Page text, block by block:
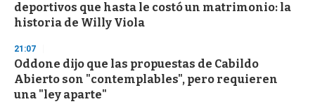
deportivos que hasta le costó un matrimonio: la
historia de Willy Viola
21:07
Oddone dijo que las propuestas de Cabildo
Abierto son "contemplables", pero requieren
una "ley aparte"